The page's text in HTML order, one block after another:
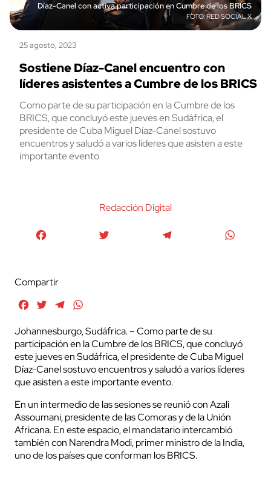
Díaz-Canel con activa participación en Cumbre de los BRICS
RED SOCIAL X
25 agosto, 2023
Sostiene Díaz-Canel encuentro con
líderes asistentes a Cumbre de los BRICS
Como parte de su participación en la Cumbre de los
BRICS, que concluyó este jueves en Sudáfrica, el
presidente de Cuba Miguel Díaz-Canel sostuvo
encuentros y saludó a varios líderes que asisten a este
importante evento
Redacción Digital
Compartir
FacebookTwitterTelegram
Johannesburgo, Sudáfrica. – Como parte de su
participación en la Cumbre de los BRICS, que concluyó
este jueves en Sudáfrica, el presidente de Cuba Miguel
Díaz-Canel sostuvo encuentros y saludó a varios líderes
que asisten a este importante evento.
En un intermedio de las sesiones se reunió con Azali
Assoumani, presidente de las Comoras y de la Unión
Africana. En este espacio, el mandatario intercambió
también con Narendra Modi, primer ministro de la India,
uno de los países que conforman los BRICS.